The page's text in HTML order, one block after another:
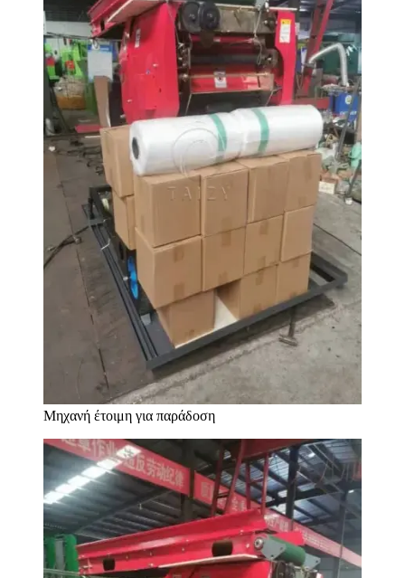
Μηχανή έτοιμη για παράδοση